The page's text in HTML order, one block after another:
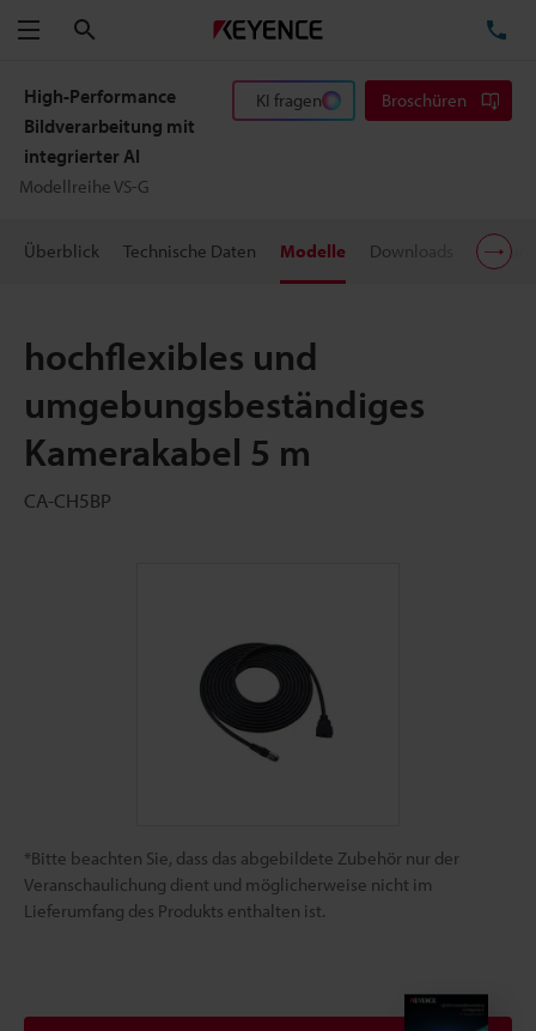
Menü
High-Performance
Bildverarbeitung mit
integrierter AI
Modellreihe VS-G
KI fragen Broschüren
Überblick Technische Daten Modelle Downloads
hochflexibles und
umgebungsbeständiges
Kamerakabel 5 m
CA-CH5BP
*Bitte beachten Sie, dass das abgebildete Zubehör nur der
Veranschaulichung dient und möglicherweise nicht im
Lieferumfang des Produkts enthalten ist.